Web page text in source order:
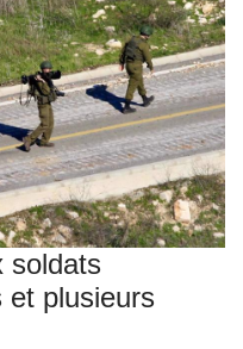
soldats
et plusieurs